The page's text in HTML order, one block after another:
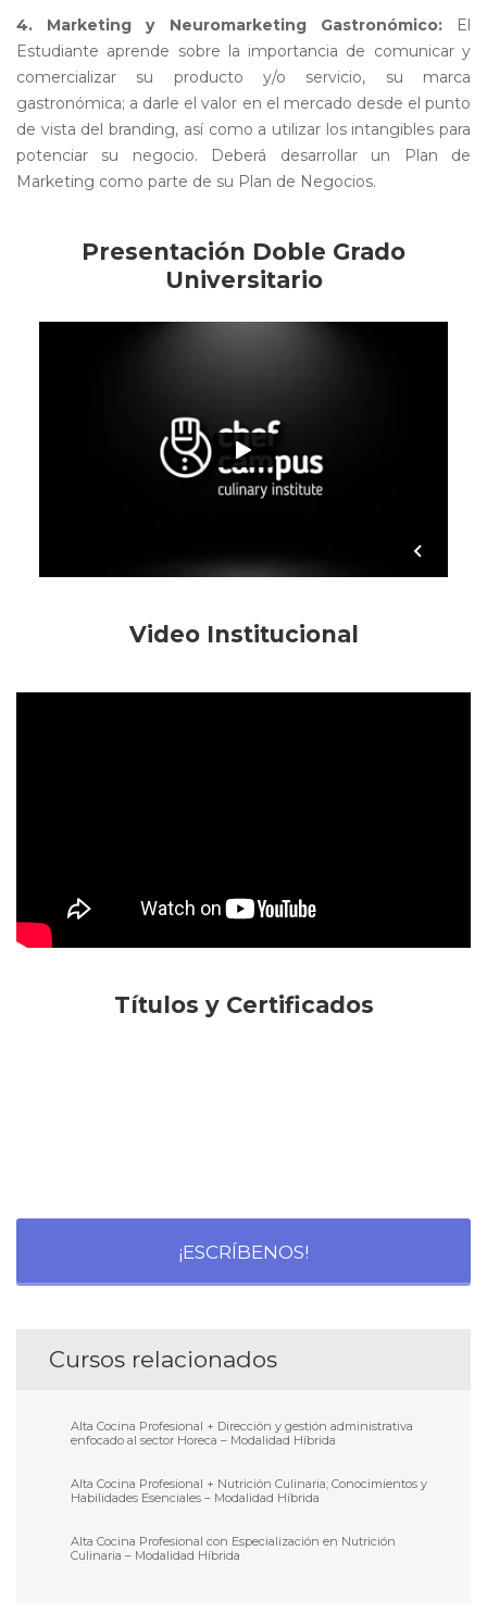
4.
Marketing y Neuromarketing Gastronómico:
El
Estudiante aprende sobre la importancia de comunicar y
comercializar su producto y/o servicio, su marca
gastronómica; a darle el valor en el mercado desde el punto
de vista del branding, así como a utilizar los intangibles para
potenciar su negocio. Deberá desarrollar un Plan de
Marketing como parte de su Plan de Negocios.
Presentación Doble Grado
Universitario
Video Institucional
Títulos y Certificados
¡ESCRÍBENOS!
Cursos relacionados
Alta Cocina Profesional + Dirección y gestión administrativa
enfocado al sector Horeca – Modalidad Híbrida
Alta Cocina Profesional + Nutrición Culinaria; Conocimientos y
Habilidades Esenciales – Modalidad Híbrida
Alta Cocina Profesional con Especialización en Nutrición
Culinaria – Modalidad Híbrida